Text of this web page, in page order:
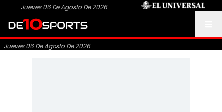
Jueves 06 De Agosto De 2026
Jueves 06 De Agosto De 2026